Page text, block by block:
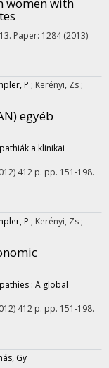
Paper: 1284(2013)
P ; Kerényi, Zs ;
egyéb
a klinikai
412 p. pp. 151-198.
P ; Kerényi, Zs ;
: A global
412 p. pp. 151-198.
Gy